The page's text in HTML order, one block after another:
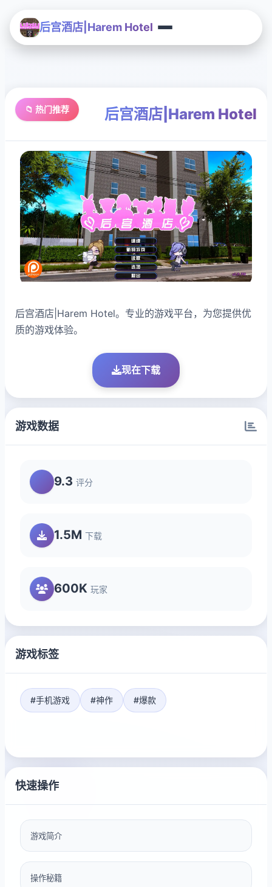
后宫酒店|Harem Hotel
📁 热门推荐 后宫酒店|Harem Hotel
后宫酒店|Harem Hotel。专业的游戏平台，为您提供优
质的游戏体验。
现在下载
游戏数据
9.3 评分
1.5M 下载
600K 玩家
游戏标签
#手机游戏 #神作 #爆款
快速操作
游戏简介
操作秘籍